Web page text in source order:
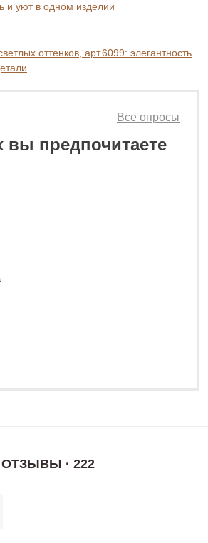
₽
и уют в одном изделии
оттенков, арт.6099: элегантность
вы предпочитаете
Все опросы
· 222